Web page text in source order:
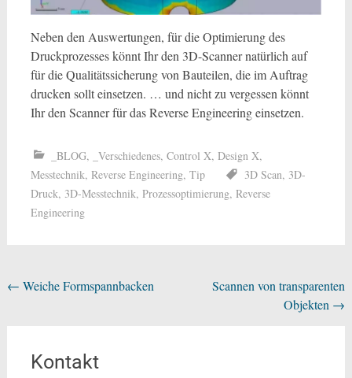
Neben den Auswertungen, für die Optimierung des
Druckprozesses könnt Ihr den 3D-Scanner natürlich auf
für die Qualitätssicherung von Bauteilen, die im Auftrag
drucken sollt einsetzen. … und nicht zu vergessen könnt
Ihr den Scanner für das Reverse Engineering einsetzen.
_BLOG, _Verschiedenes, Control X, Design X,
Messtechnik, Reverse Engineering, Tip 3D Scan, 3D-
Druck, 3D-Messtechnik, Prozessoptimierung, Reverse
Engineering
Beitragsnavigation
← Weiche Formspannbacken
Scannen von transparenten
Objekten →
Kontakt